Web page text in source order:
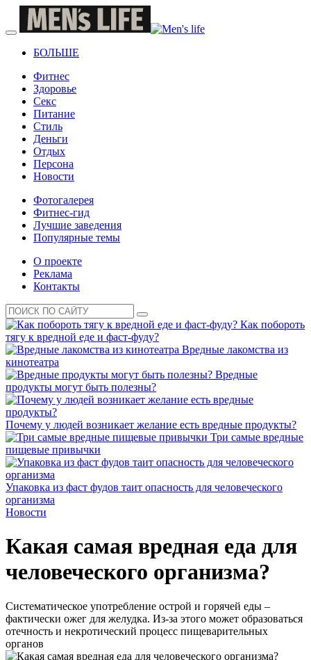
БОЛЬШЕ
Фитнес
Здоровье
Секс
Питание
Стиль
Деньги
Отдых
Персона
Новости
Фотогалерея
Фитнес-гид
Лучшие заведения
Популярные темы
О проекте
Реклама
Контакты
Как побороть
тягу к вредной еде и фаст-фуду?
Вредные лакомства из
кинотеатра
Вредные
продукты могут быть полезны?
Почему у людей возникает желание есть вредные продукты?
Три самые вредные
пищевые привычки
Упаковка из фаст фудов таит опасность для человеческого
организма
Новости
Какая самая вредная еда для
человеческого организма?
Систематическое употребление острой и горячей еды –
фактически ожег для желудка. Из-за этого может образоваться
отечность и некротический процесс пищеварительных
органов